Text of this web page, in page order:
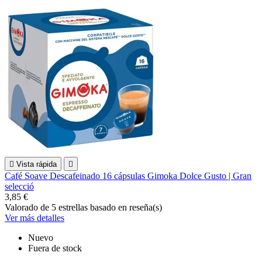
 Vista rápida 
Café Soave Descafeinado 16 cápsulas Gimoka Dolce Gusto | Gran
selecció
3,85 €
Valorado de 5 estrellas basado en reseña(s)
Ver más detalles
Nuevo
Fuera de stock